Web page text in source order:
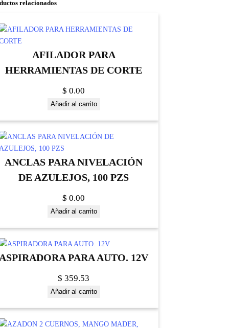
relacionados
AFILADOR PARA
HERRAMIENTAS DE CORTE
$ 0.00
Añadir al carrito
ANCLAS PARA NIVELACIÓN
DE AZULEJOS, 100 PZS
$ 0.00
Añadir al carrito
PARA AUTO. 12V
$ 359.53
Añadir al carrito